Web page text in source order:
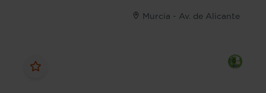
Murcia - Av. de Alicante